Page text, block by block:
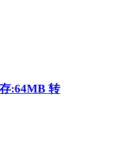
:64MB 转